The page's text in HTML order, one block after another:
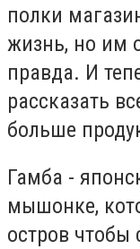
полки
жизнь, но им
правда. И
рассказать
больше
Гамба -
мышонке,
остров чтобы